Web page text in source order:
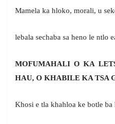
Mamela ka hloko, morali, u
lebala sechaba sa heno le ntlo
MOFUMAHALI O KA
HAU, O KHABILE KA TSA
Khosi e tla khahloa ke botle ba